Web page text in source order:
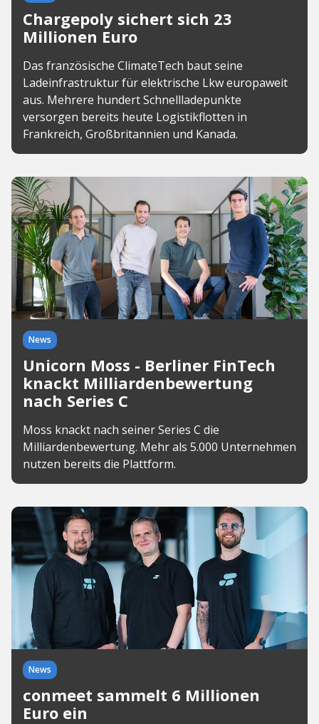
Chargepoly sichert sich 23
Millionen Euro
Das französische ClimateTech baut seine
Ladeinfrastruktur für elektrische Lkw europaweit
aus. Mehrere hundert Schnellladepunkte
versorgen bereits heute Logistikflotten in
Frankreich, Großbritannien und Kanada.
News
Unicorn Moss - Berliner FinTech
knackt Milliardenbewertung
nach Series C
Moss knackt nach seiner Series C die
Milliardenbewertung. Mehr als 5.000 Unternehmen
nutzen bereits die Plattform.
News
conmeet sammelt 6 Millionen
Euro ein